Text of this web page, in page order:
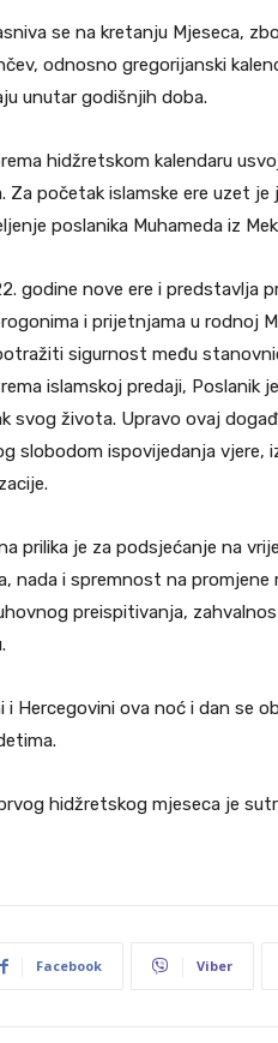
se na kretanju Mjeseca,
odnosno gregorijanski
unutar godišnjih doba.
hidžretskom kalendaru
Za početak islamske ere uzet
poslanika Muhameda iz
godine nove ere i predstavlja
i prijetnjama u rodnoj
sigurnost među
islamskoj predaji, Poslanik
svog života. Upravo ovaj
slobodom ispovijedanja
prilika je za podsjećanje na
nada i spremnost na promjene
preispitivanja,
i Hercegovini ova noć i dan se
hidžretskog mjeseca je
Facebook Viber